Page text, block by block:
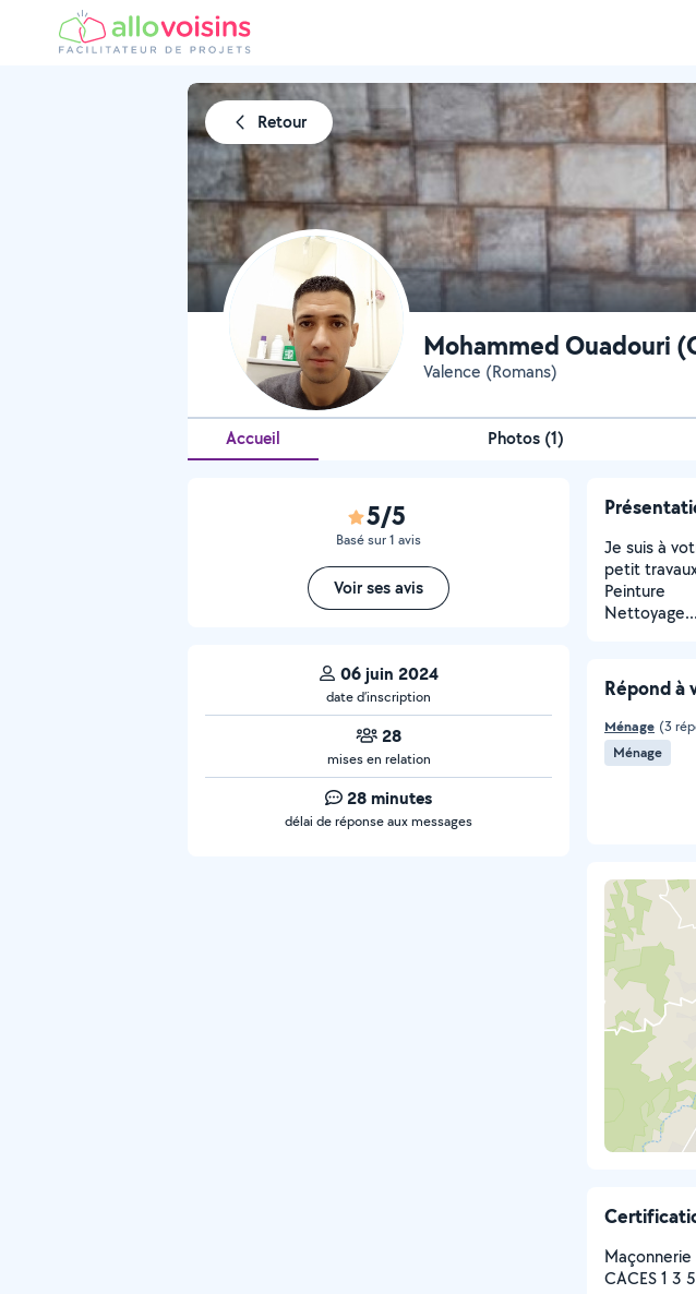
Retour
Mohammed Ouadouri
Valence (Romans)
Accueil Photos (1)
5/5
Basé sur 1 avis
Voir ses avis
06 juin 2024
date d’inscription
28
mises en relation
28 minutes
délai de réponse aux messages
Je suis à
petit
Peinture
Répond à
Ménage (3
Ménage
Maçonnerie
CACES 1 3 5